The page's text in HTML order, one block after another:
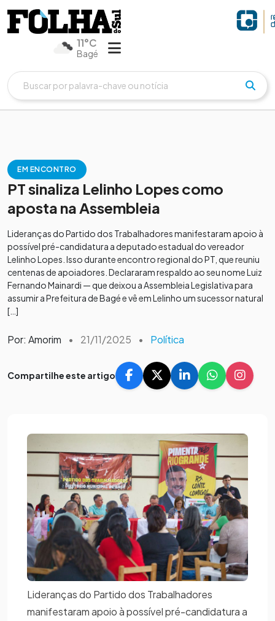
11°C
Bagé
EM ENCONTRO
PT sinaliza Lelinho Lopes como
aposta na Assembleia
Lideranças do Partido dos Trabalhadores manifestaram apoio à
possível pré-candidatura a deputado estadual do vereador
Lelinho Lopes. Isso durante encontro regional do PT, que reuniu
centenas de apoiadores. Declararam respaldo ao seu nome Luiz
Fernando Mainardi — que deixou a Assembleia Legislativa para
assumir a Prefeitura de Bagé e vê em Lelinho um sucessor natural
[…]
Por: Amorim • 21/11/2025 • Política
Compartilhe este artigo
Lideranças do Partido dos Trabalhadores
manifestaram apoio à possível pré-candidatura a